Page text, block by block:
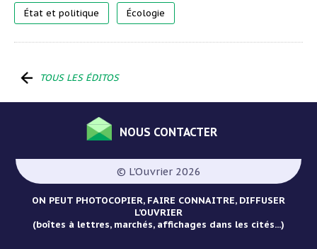
État et politique Écologie
TOUS LES ÉDITOS
Pied
de
page
NOUS CONTACTER
© L'Ouvrier 2026
ON PEUT PHOTOCOPIER, FAIRE CONNAITRE, DIFFUSER
L’OUVRIER
(boîtes à lettres, marchés, affichages dans les cités...)